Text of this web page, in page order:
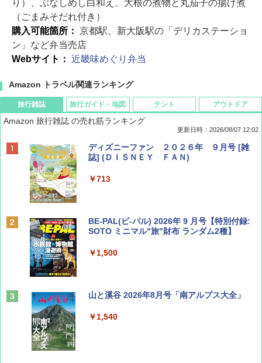
り）、ぶなしめし白和え、大根の煮物と丸茄子の揚げ煮
（ごまみそだれ付き）
購入可能箇所： 京都駅、新大阪駅の「デリカステーショ
ン」など弁当売店
Webサイト： 近畿味めぐり弁当
Amazon トラベル関連ランキング
旅行雑誌
Amazon 旅行雑誌 の売れ筋ランキング
更新日時：2026/08/07 12:02
ディズニーファン ２０２６年 ９月号 [雑
誌] (ＤＩＳＮＥＹ ＦＡＮ)
￥713
BE-PAL(ビ-パル) 2026年 9 月号【特別付録:
SOTO ミニマル"旅"財布 ランダム2種】
￥1,500
山と溪谷 2026年8月号「南アルプス大全」
￥1,540
旅行ガイド・地図 テント アウトドア